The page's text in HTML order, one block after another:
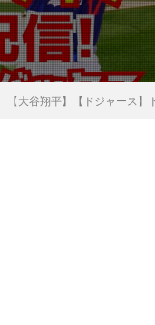
【大谷翔平】【ドジャース